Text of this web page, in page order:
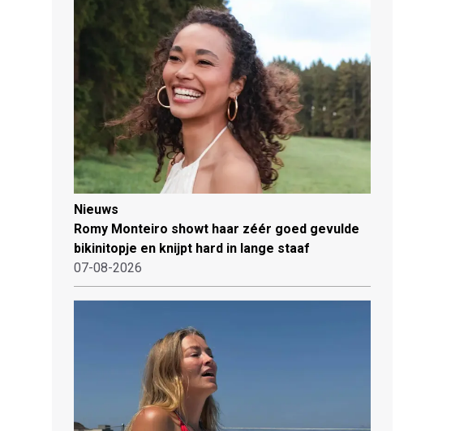
Nieuws
Romy Monteiro showt haar zéér goed gevulde
bikinitopje en knijpt hard in lange staaf
07-08-2026